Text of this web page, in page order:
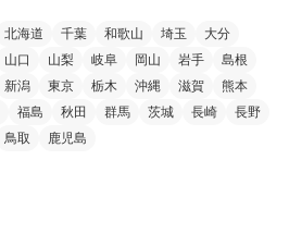
北海道 千葉 和歌山 埼玉
大分
山口 山梨 岐阜 岡山 岩手
島根
新潟 東京 栃木 沖縄 滋賀
熊本
福島 秋田 群馬 茨城 長崎
長野
鳥取 鹿児島